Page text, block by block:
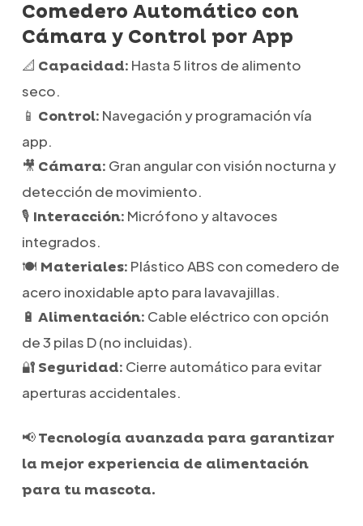
Comedero Automático con
Cámara y Control por App
📐 Capacidad: Hasta 5 litros de alimento
seco.
📱 Control: Navegación y programación vía
app.
🎥 Cámara: Gran angular con visión nocturna y
detección de movimiento.
🎙️ Interacción: Micrófono y altavoces
integrados.
🍽️ Materiales: Plástico ABS con comedero de
acero inoxidable apto para lavavajillas.
🔋 Alimentación: Cable eléctrico con opción
de 3 pilas D (no incluidas).
🔐 Seguridad: Cierre automático para evitar
aperturas accidentales.
📢Tecnología avanzada para garantizar
la mejor experiencia de alimentación
para tu mascota.